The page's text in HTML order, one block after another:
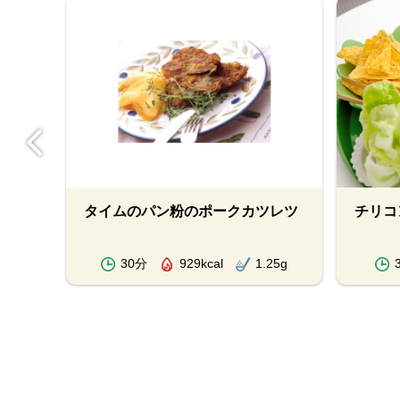
タイムのパン粉のポークカツレツ
30分 929kcal 1.25g
チリ